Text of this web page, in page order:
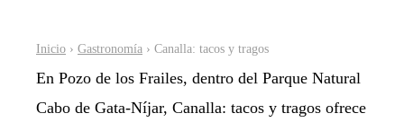
Inicio › Gastronomía › Canalla: tacos y tragos
En Pozo de los Frailes, dentro del Parque Natural
Cabo de Gata-Níjar, Canalla: tacos y tragos ofrece